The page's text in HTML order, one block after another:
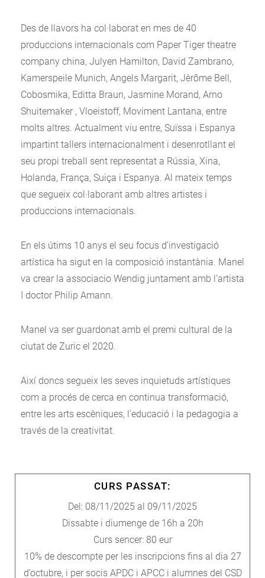
Des de llavors ha col·laborat en mes de 40
produccions internacionals com Paper Tiger theatre
company china, Julyen Hamilton, David Zambrano,
Kamerspeile Munich, Angels Margarit, Jèrôme Bell,
Cobosmika, Editta Braun, Jasmine Morand, Arno
Shuitemaker , Vloeistoff, Moviment Lantana, entre
molts altres. Actualment viu entre, Suïssa i Espanya
impartint tallers internacionalment i desenrotllant el
seu propi treball sent representat a Rússia, Xina,
Holanda, França, Suiça i Espanya. Al mateix temps
que segueix col·laborant amb altres artistes i
produccions internacionals.
En els útims 10 anys el seu focus d’investigació
artística ha sigut en la composició instantània. Manel
va crear la associacio Wendig juntament amb l’artista
I doctor Philip Amann.
Manel va ser guardonat amb el premi cultural de la
ciutat de Zuric el 2020.
Així doncs segueix les seves inquietuds artístiques
com a procés de cerca en continua transformació,
entre les arts escèniques, l'educació i la pedagogia a
través de la creativitat.
CURS PASSAT:
Del: 08/11/2025 al 09/11/2025
Dissabte i diumenge de 16h a 20h
Curs sencer: 80 eur
10% de descompte per les inscripcions fins al dia 27
d’octubre, i per socis APDC i APCC i alumnes del CSD